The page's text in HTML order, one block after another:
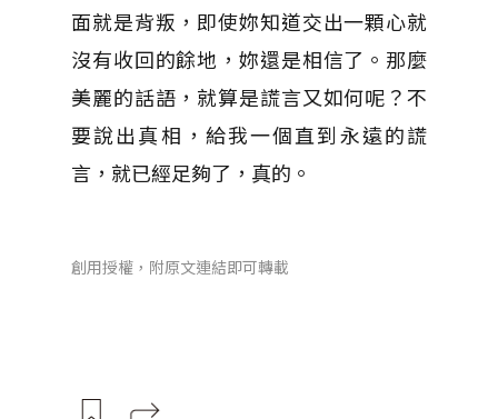
面就是背叛，即使妳知道交出一顆心就
沒有收回的餘地，妳還是相信了。那麼
美麗的話語，就算是謊言又如何呢？不
要說出真相，給我一個直到永遠的謊
言，就已經足夠了，真的。
創用授權，附原文連結即可轉載